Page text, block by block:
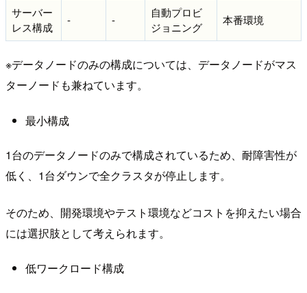
サーバー
レス構成
- -
自動プロビ
ジョニング
本番環境
※データノードのみの構成については、データノードがマス
ターノードも兼ねています。
最小構成
1台のデータノードのみで構成されているため、耐障害性が
低く、1台ダウンで全クラスタが停止します。
そのため、開発環境やテスト環境などコストを抑えたい場合
には選択肢として考えられます。
低ワークロード構成